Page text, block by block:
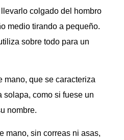
colgado del hombro
medio tirando a pequeño.
sobre todo para un
mano, que se caracteriza
solapa, como si fuese un
nombre.
mano, sin correas ni asas,